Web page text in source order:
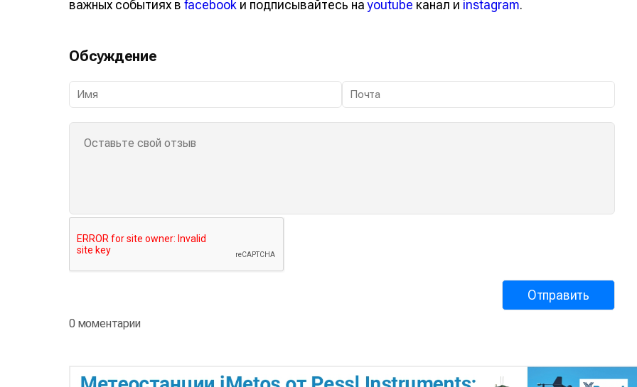
важных событиях в facebook и подписывайтесь наyoutube канал и instagram.
Обсуждение
0 моментарии